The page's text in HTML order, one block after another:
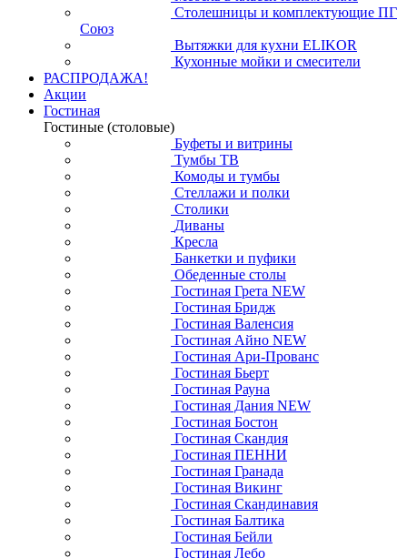
Столешницы и комплектующие ПГ
Союз
Вытяжки для кухни ELIKOR
Кухонные мойки и смесители
РАСПРОДАЖА!
Акции
Гостиная
Гостиные (столовые)
Буфеты и витрины
Тумбы ТВ
Комоды и тумбы
Стеллажи и полки
Столики
Диваны
Кресла
Банкетки и пуфики
Обеденные столы
Гостиная Грета NEW
Гостиная Бридж
Гостиная Валенсия
Гостиная Айно NEW
Гостиная Ари-Прованс
Гостиная Бьерт
Гостиная Рауна
Гостиная Дания NEW
Гостиная Бостон
Гостиная Скандия
Гостиная ПЕННИ
Гостиная Гранада
Гостиная Викинг
Гостиная Скандинавия
Гостиная Балтика
Гостиная Бейли
Гостиная Лебо